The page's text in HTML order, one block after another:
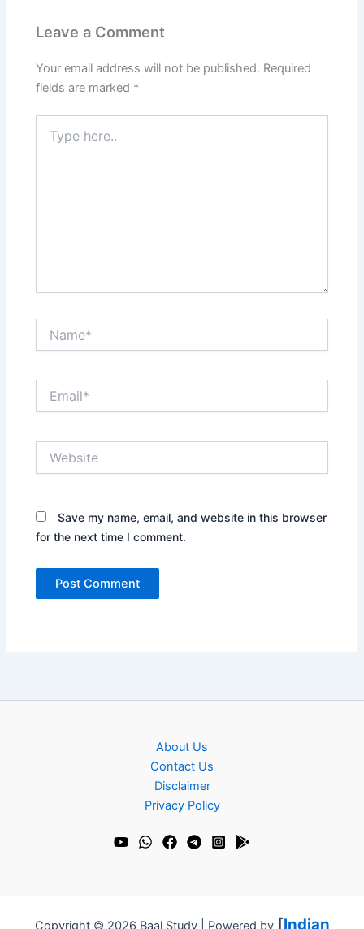
Leave a Comment
Your email address will not be published. Required
fields are marked *
here..
Save my name, email, and website in this browser
for the next time I comment.
About Us
Contact Us
Disclaimer
Privacy Policy
Copyright © 2026 Baal Study | Powered by [Indian